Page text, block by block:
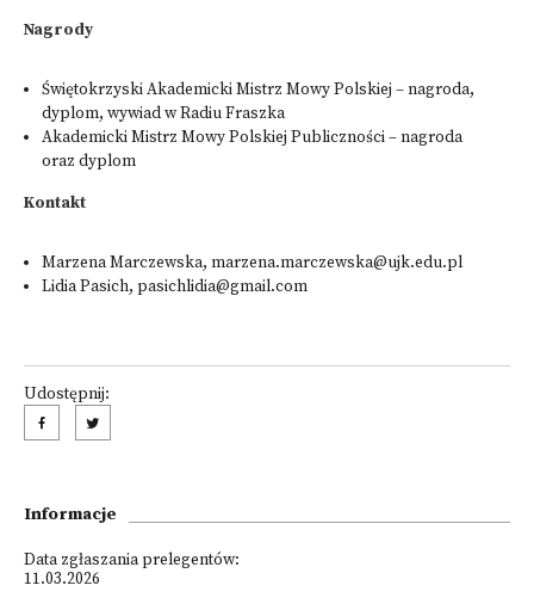
Nagrody
Świętokrzyski Akademicki Mistrz Mowy Polskiej – nagroda,
dyplom, wywiad w Radiu Fraszka
Akademicki Mistrz Mowy Polskiej Publiczności – nagroda
oraz dyplom
Kontakt
Marzena Marczewska, marzena.marczewska@ujk.edu.pl
Lidia Pasich, pasichlidia@gmail.com
Udostępnij:
Informacje
Data zgłaszania prelegentów:
11.03.2026